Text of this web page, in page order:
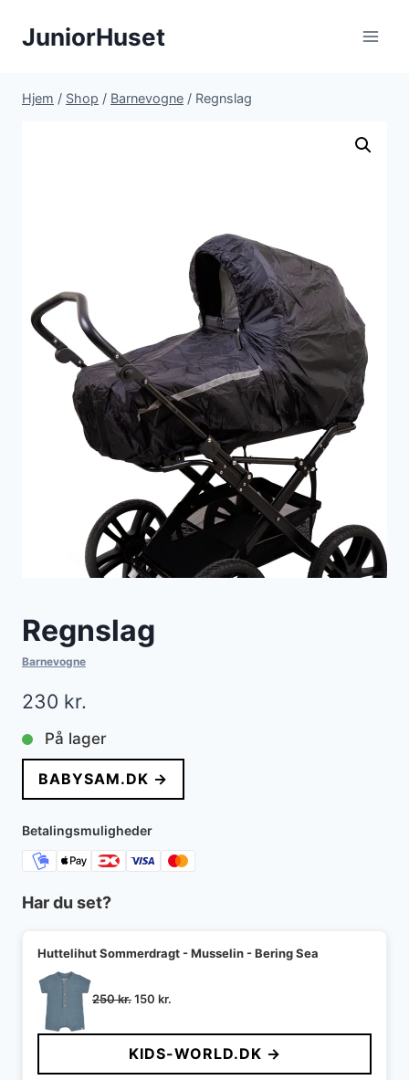
JuniorHuset
Hjem / Shop / Barnevogne / Regnslag
Regnslag
Barnevogne
230 kr.
På lager
BABYSAM.DK →
Betalingsmuligheder
Har du set?
Huttelihut Sommerdragt - Musselin - Bering Sea
250kr.Den
pris
var:
250 kr..
150 kr.
pris
er:
150 kr..
KIDS-WORLD.DK →